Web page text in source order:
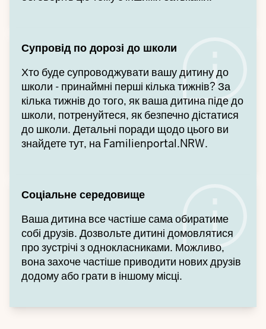
Супровід по дорозі до школи
Хто буде супроводжувати вашу дитину до
школи - принаймні перші кілька тижнів? За
кілька тижнів до того, як ваша дитина піде до
школи, потренуйтеся, як безпечно дістатися
до школи. Детальні поради щодо цього ви
знайдете тут, на Familienportal.NRW.
Соціальне середовище
Ваша дитина все частіше сама обиратиме
собі друзів. Дозвольте дитині домовлятися
про зустрічі з однокласниками. Можливо,
вона захоче частіше приводити нових друзів
додому або грати в іншому місці.